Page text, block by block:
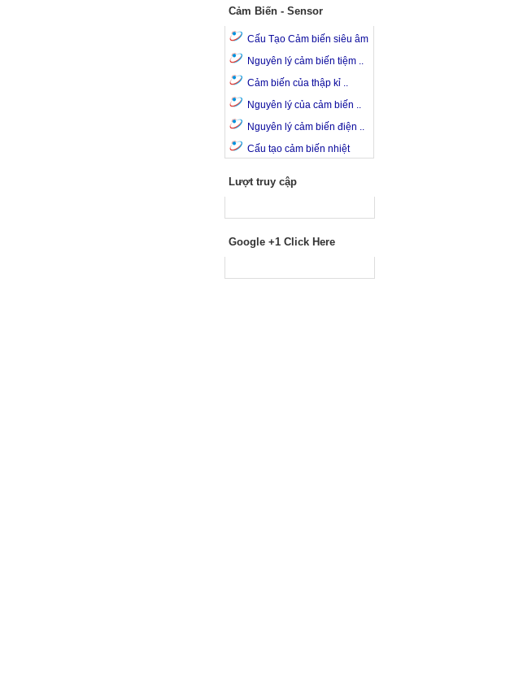
Cảm Biến - Sensor
Cấu Tạo Cảm biến siêu âm
Nguyên lý cảm biến tiệm ..
Cảm biến của thập kỉ ..
Nguyên lý của cảm biến ..
Nguyên lý cảm biến điện ..
Cấu tạo cảm biến nhiệt
Lượt truy cập
Google +1 Click Here